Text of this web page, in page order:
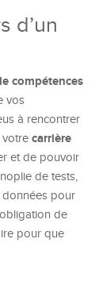
d’un
compétences
vos
à rencontrer
votre carrière
et de pouvoir
de tests,
données pour
de
pour que